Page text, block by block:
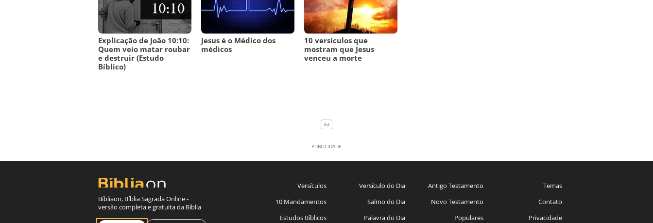
Explicação de João 10:10:
Quem veio matar roubar
e destruir (Estudo
Bíblico)
Jesus é o Médico dos
médicos
10 versículos que
mostram que Jesus
venceu a morte
Bíbliaon, Bíblia Sagrada Online -
versão completa e gratuita da Bíblia
Versículos
10 Mandamentos
Estudos Bíblicos
Versículo do Dia
Salmo do Dia
Palavra do Dia
Antigo Testamento
Novo Testamento
Populares
Temas
Contato
Privacidade